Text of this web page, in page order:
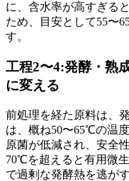
に、含水率が高すぎる
ため、目安として55〜
す。
工程2〜4:発酵・熟
に変える
前処理を経た原料は、
は、概ね50〜65℃の温
原菌が低減され、安全
70℃を超えると有用微
で過剰な発酵熱を逃が